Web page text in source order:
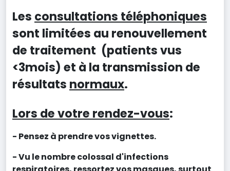
Les consultations téléphoniques
sont limitées au renouvellement
de traitement (patients vus
<3mois) et à la transmission de
résultats normaux.
Lors de votre rendez-vous:
- Pensez à prendre vos vignettes.
- Vu le nombre colossal d'infections